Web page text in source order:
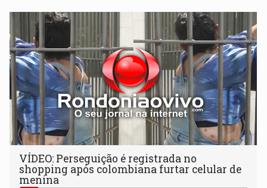
VÍDEO: Perseguição é registrada no
shopping após colombiana furtar celular de
menina